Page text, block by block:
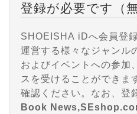
登録が必要です（無
SHOEISHA iDへ会員登
運営する様々なジャンル
およびイベントへの参加
確認ください。なお、登
Book